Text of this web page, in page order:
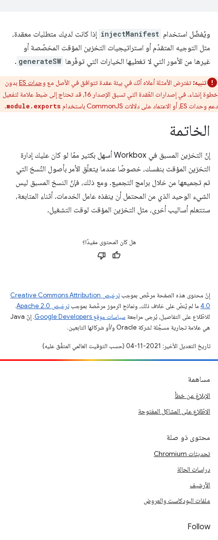
ويُفضّل استخدام injectManifest إذا كانت لديك متطلبات معقدة،
مثل التوجيه المتقدّم أو استراتيجيات التخزين المؤقت المخصّصة أو
غيرها من الأمور التي لا تغطيها الخيارات التي توفّرها generateSW
.
تنبيه: تفترض الأمثلة أعلاه أنّك في بيئة عقدة تتوافق في الأصل مع وحدات ES
بدون
خطوة إنشاء. في إصدارات العُقدة التي تسبق الإصدار 16، قد تحتاج إلى ضبط علامة لتفعيل
دعم وحدات ES، أو الاعتماد على دلالات CommonJS باستخدام
module.exports
.
الخاتمة
إنّ التخزين المسبق في Workbox أسهل بكثير ممّا لو كان عليك إدارة
التخزين المؤقت بنفسك، خصوصًا عندما يتعلّق الأمر بأصول النُسخ التي
تم تجميعها من خلال برامج التجميع. ومع ذلك، فإنّ النسخ المسبق ليس
الشيء الوحيد الذي من المحتمل أن ينفذه عامل الخدمات. أثناء المتابعة،
ستتعلم أساليب أخرى، مثل التخزين المؤقت لوقت التشغيل.
هل كان المحتوى مفيدًا؟
إنّ محتوى هذه الصفحة مرخّص بموجب
ترخيص Creative Commons Attribution
4.0‏ ما لم يُنصّ على خلاف ذلك، ونماذج الرموز مرخّصة بموجبترخيص Apache 2.0‏
.
للاطّلاع على التفاصيل، يُرجى مراجعة سياسات موقع Google Developers‏
. إنّ Java
هي علامة تجارية مسجَّلة لشركة Oracle و/أو شركائها التابعين.
تاريخ التعديل الأخير: 2021-11-04 (حسب التوقيت العالمي المتفَّق عليه)
مساهمة
الإبلاغ عن خطأ
الاطّلاع على المشاكل المفتوحة
محتوى ذو صلة
تحديثات Chromium
دراسات الحالة
الأرشيف
ملفات البودكاست والعروض
Follow